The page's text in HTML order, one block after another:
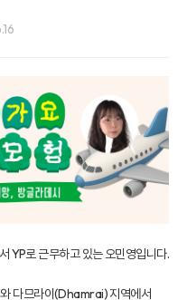
YP로 근무하고 있는 오민영입니다.
다므라이(Dhamrai) 지역에서